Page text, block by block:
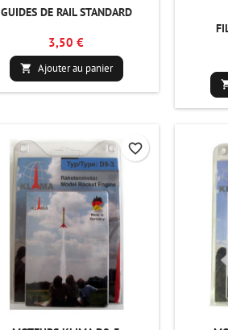
GUIDES DE RAIL STANDARD
3,50 €
 Ajouter au panier
favorite_border